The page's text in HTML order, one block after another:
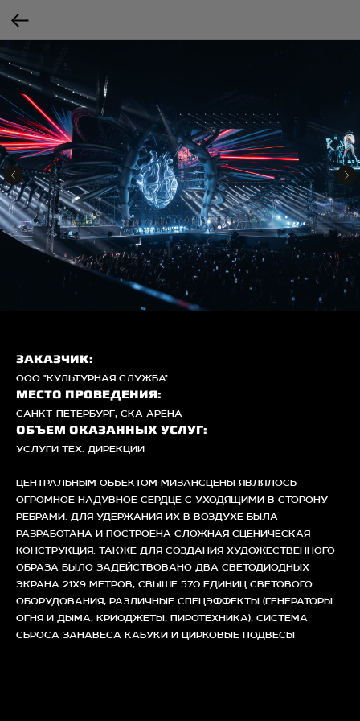
ЗАКАЗЧИК:
ООО "КУЛЬТУРНАЯ СЛУЖБА"
МЕСТО ПРОВЕДЕНИЯ:
САНКТ-ПЕТЕРБУРГ, СКА АРЕНА
ОБЪЕМ ОКАЗАННЫХ УСЛУГ:
УСЛУГИ ТЕХ. ДИРЕКЦИИ
ЦЕНТРАЛЬНЫМ ОБЪЕКТОМ МИЗАНСЦЕНЫ ЯВЛЯЛОСЬ
ОГРОМНОЕ НАДУВНОЕ СЕРДЦЕ С УХОДЯЩИМИ В СТОРОНУ
РЕБРАМИ. ДЛЯ УДЕРЖАНИЯ ИХ В ВОЗДУХЕ БЫЛА
РАЗРАБОТАНА И ПОСТРОЕНА СЛОЖНАЯ СЦЕНИЧЕСКАЯ
КОНСТРУКЦИЯ. ТАКЖЕ ДЛЯ СОЗДАНИЯ ХУДОЖЕСТВЕННОГО
ОБРАЗА БЫЛО ЗАДЕЙСТВОВАНО ДВА СВЕТОДИОДНЫХ
ЭКРАНА 21Х9 МЕТРОВ, СВЫШЕ 570 ЕДИНИЦ СВЕТОВОГО
ОБОРУДОВАНИЯ, РАЗЛИЧНЫЕ СПЕЦЭФФЕКТЫ (ГЕНЕРАТОРЫ
ОГНЯ И ДЫМА, КРИОДЖЕТЫ, ПИРОТЕХНИКА), СИСТЕМА
СБРОСА ЗАНАВЕСА КАБУКИ И ЦИРКОВЫЕ ПОДВЕСЫ